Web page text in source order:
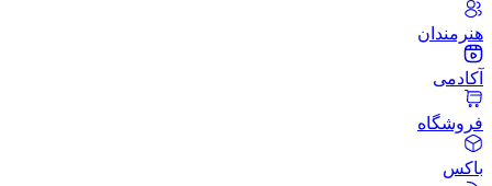
هنرمندان
آکادمی
فروشگاه
باکس